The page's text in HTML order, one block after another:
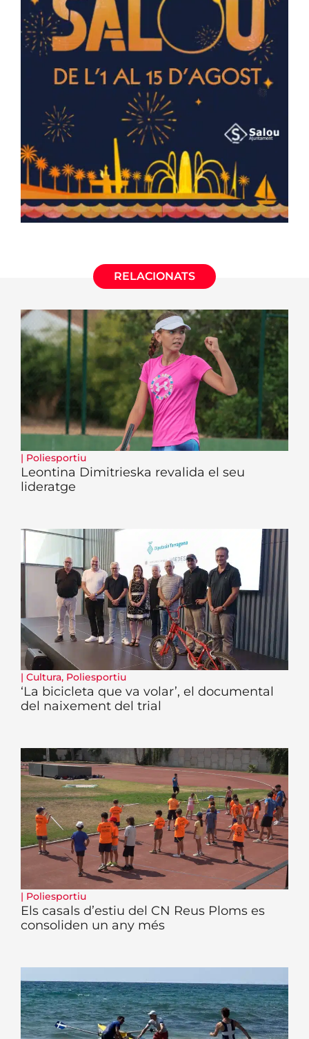
RELACIONATS
| Poliesportiu
Leontina Dimitrieska revalida el seu
lideratge
| Cultura, Poliesportiu
‘La bicicleta que va volar’, el documental
del naixement del trial
| Poliesportiu
Els casals d’estiu del CN Reus Ploms es
consoliden un any més